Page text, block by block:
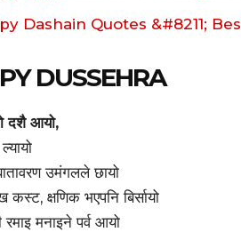
Dashain Quotes &#8211;
DUSSEHRA
दशै आयो,
उमंगलले छायो
क्षणिक भएपनि बिर्सायो
रमाइ मनाइने पर्व आयो